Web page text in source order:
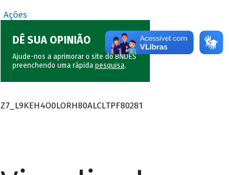
Ações
DÊ SUA OPINIÃO
Ajude-nos a aprimorar o site do BNDES
preenchendo uma rápida pesquisa.
Z7_L9KEH4O0LORH80ALCLTPF80281